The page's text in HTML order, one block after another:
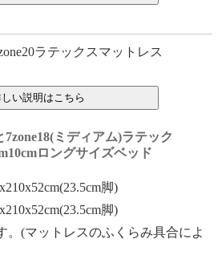
ラテックスマットレス
ミディアム)ラテック
ロングサイズベッド
脚)
脚)
。(マットレスのふくらみ具合によ